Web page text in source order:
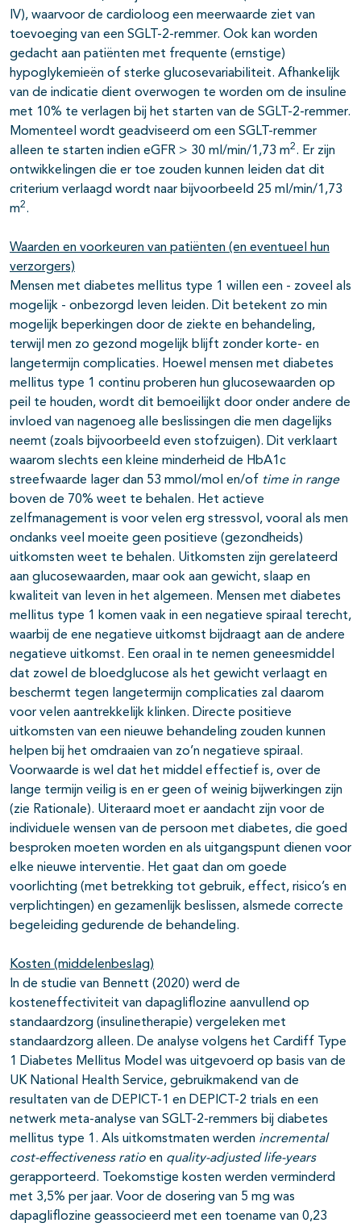
IV), waarvoor de cardioloog een meerwaarde ziet van
toevoeging van een SGLT-2-remmer. Ook kan worden
gedacht aan patiënten met frequente (ernstige)
hypoglykemieën of sterke glucosevariabiliteit. Afhankelijk
van de indicatie dient overwogen te worden om de insuline
met 10% te verlagen bij het starten van de SGLT-2-remmer.
Momenteel wordt geadviseerd om een SGLT-remmer
alleen te starten indien eGFR > 30 ml/min/1,73 m2. Er zijn
ontwikkelingen die er toe zouden kunnen leiden dat dit
criterium verlaagd wordt naar bijvoorbeeld 25 ml/min/1,73
m2.
Waarden en voorkeuren van patiënten (en eventueel hun
verzorgers)
Mensen met diabetes mellitus type 1 willen een - zoveel als
mogelijk - onbezorgd leven leiden. Dit betekent zo min
mogelijk beperkingen door de ziekte en behandeling,
terwijl men zo gezond mogelijk blijft zonder korte- en
langetermijn complicaties. Hoewel mensen met diabetes
mellitus type 1 continu proberen hun glucosewaarden op
peil te houden, wordt dit bemoeilijkt door onder andere de
invloed van nagenoeg alle beslissingen die men dagelijks
neemt (zoals bijvoorbeeld even stofzuigen). Dit verklaart
waarom slechts een kleine minderheid de HbA1c
streefwaarde lager dan 53 mmol/mol en/of time in range
boven de 70% weet te behalen. Het actieve
zelfmanagement is voor velen erg stressvol, vooral als men
ondanks veel moeite geen positieve (gezondheids)
uitkomsten weet te behalen. Uitkomsten zijn gerelateerd
aan glucosewaarden, maar ook aan gewicht, slaap en
kwaliteit van leven in het algemeen. Mensen met diabetes
mellitus type 1 komen vaak in een negatieve spiraal terecht,
waarbij de ene negatieve uitkomst bijdraagt aan de andere
negatieve uitkomst. Een oraal in te nemen geneesmiddel
dat zowel de bloedglucose als het gewicht verlaagt en
beschermt tegen langetermijn complicaties zal daarom
voor velen aantrekkelijk klinken. Directe positieve
uitkomsten van een nieuwe behandeling zouden kunnen
helpen bij het omdraaien van zo’n negatieve spiraal.
Voorwaarde is wel dat het middel effectief is, over de
lange termijn veilig is en er geen of weinig bijwerkingen zijn
(zie Rationale). Uiteraard moet er aandacht zijn voor de
individuele wensen van de persoon met diabetes, die goed
besproken moeten worden en als uitgangspunt dienen voor
elke nieuwe interventie. Het gaat dan om goede
voorlichting (met betrekking tot gebruik, effect, risico’s en
verplichtingen) en gezamenlijk beslissen, alsmede correcte
begeleiding gedurende de behandeling.
Kosten (middelenbeslag)
In de studie van Bennett (2020) werd de
kosteneffectiviteit van dapagliflozine aanvullend op
standaardzorg (insulinetherapie) vergeleken met
standaardzorg alleen. De analyse volgens het Cardiff Type
1 Diabetes Mellitus Model was uitgevoerd op basis van de
UK National Health Service, gebruikmakend van de
resultaten van de DEPICT-1 en DEPICT-2 trials en een
netwerk meta-analyse van SGLT-2-remmers bij diabetes
mellitus type 1. Als uitkomstmaten werden incremental
cost-effectiveness ratio en quality-adjusted life-years
gerapporteerd. Toekomstige kosten werden verminderd
met 3,5% per jaar. Voor de dosering van 5 mg was
dapagliflozine geassocieerd met een toename van 0,23